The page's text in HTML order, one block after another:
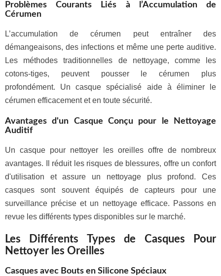
Problèmes Courants Liés à l’Accumulation de
Cérumen
L’accumulation de cérumen peut entraîner des
démangeaisons, des infections et même une perte auditive.
Les méthodes traditionnelles de nettoyage, comme les
cotons-tiges, peuvent pousser le cérumen plus
profondément. Un casque spécialisé aide à éliminer le
cérumen efficacement et en toute sécurité.
Avantages d'un Casque Conçu pour le Nettoyage
Auditif
Un casque pour nettoyer les oreilles offre de nombreux
avantages. Il réduit les risques de blessures, offre un confort
d'utilisation et assure un nettoyage plus profond. Ces
casques sont souvent équipés de capteurs pour une
surveillance précise et un nettoyage efficace. Passons en
revue les différents types disponibles sur le marché.
Les Différents Types de Casques Pour
Nettoyer les Oreilles
Casques avec Bouts en Silicone Spéciaux